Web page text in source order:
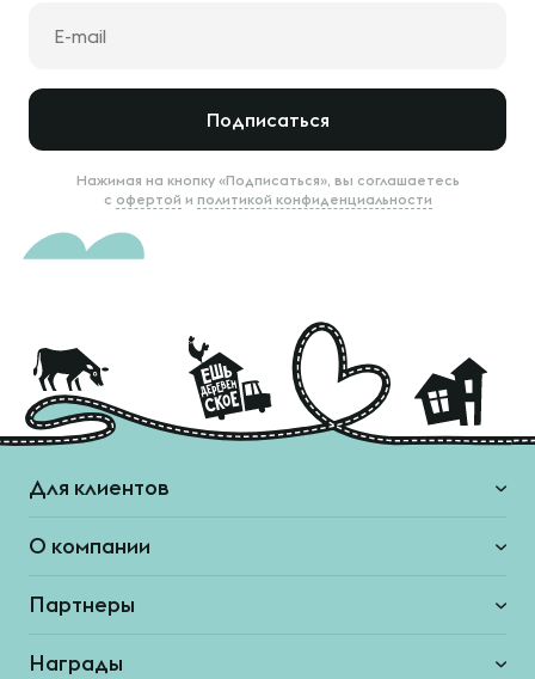
Подписаться
Нажимая на кнопку «Подписаться», вы соглашаетесь
с офертой и политикой конфиденциальности
Для клиентов
О компании
Партнеры
Награды